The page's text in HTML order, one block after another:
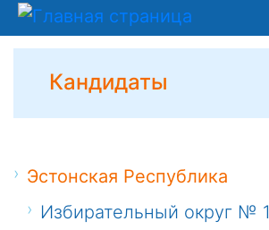
Кандидаты
Эстонская Республика
Избирательный округ № 1